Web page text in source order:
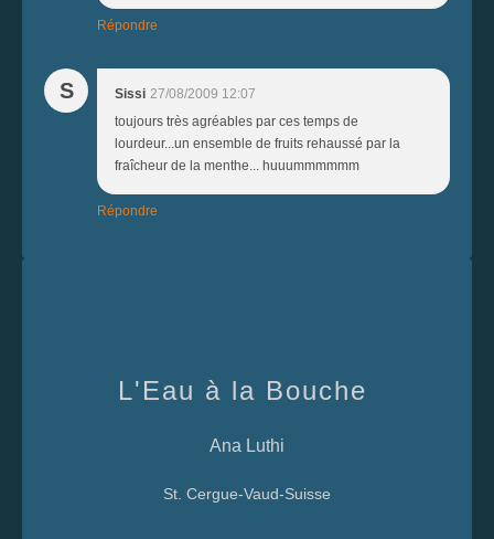
Répondre
S Sissi 27/08/2009 12:07
toujours très agréables par ces temps de
lourdeur...un ensemble de fruits rehaussé par la
fraîcheur de la menthe... huuummmmmm
Répondre
L'Eau à la Bouche
Ana Luthi
St. Cergue-Vaud-Suisse